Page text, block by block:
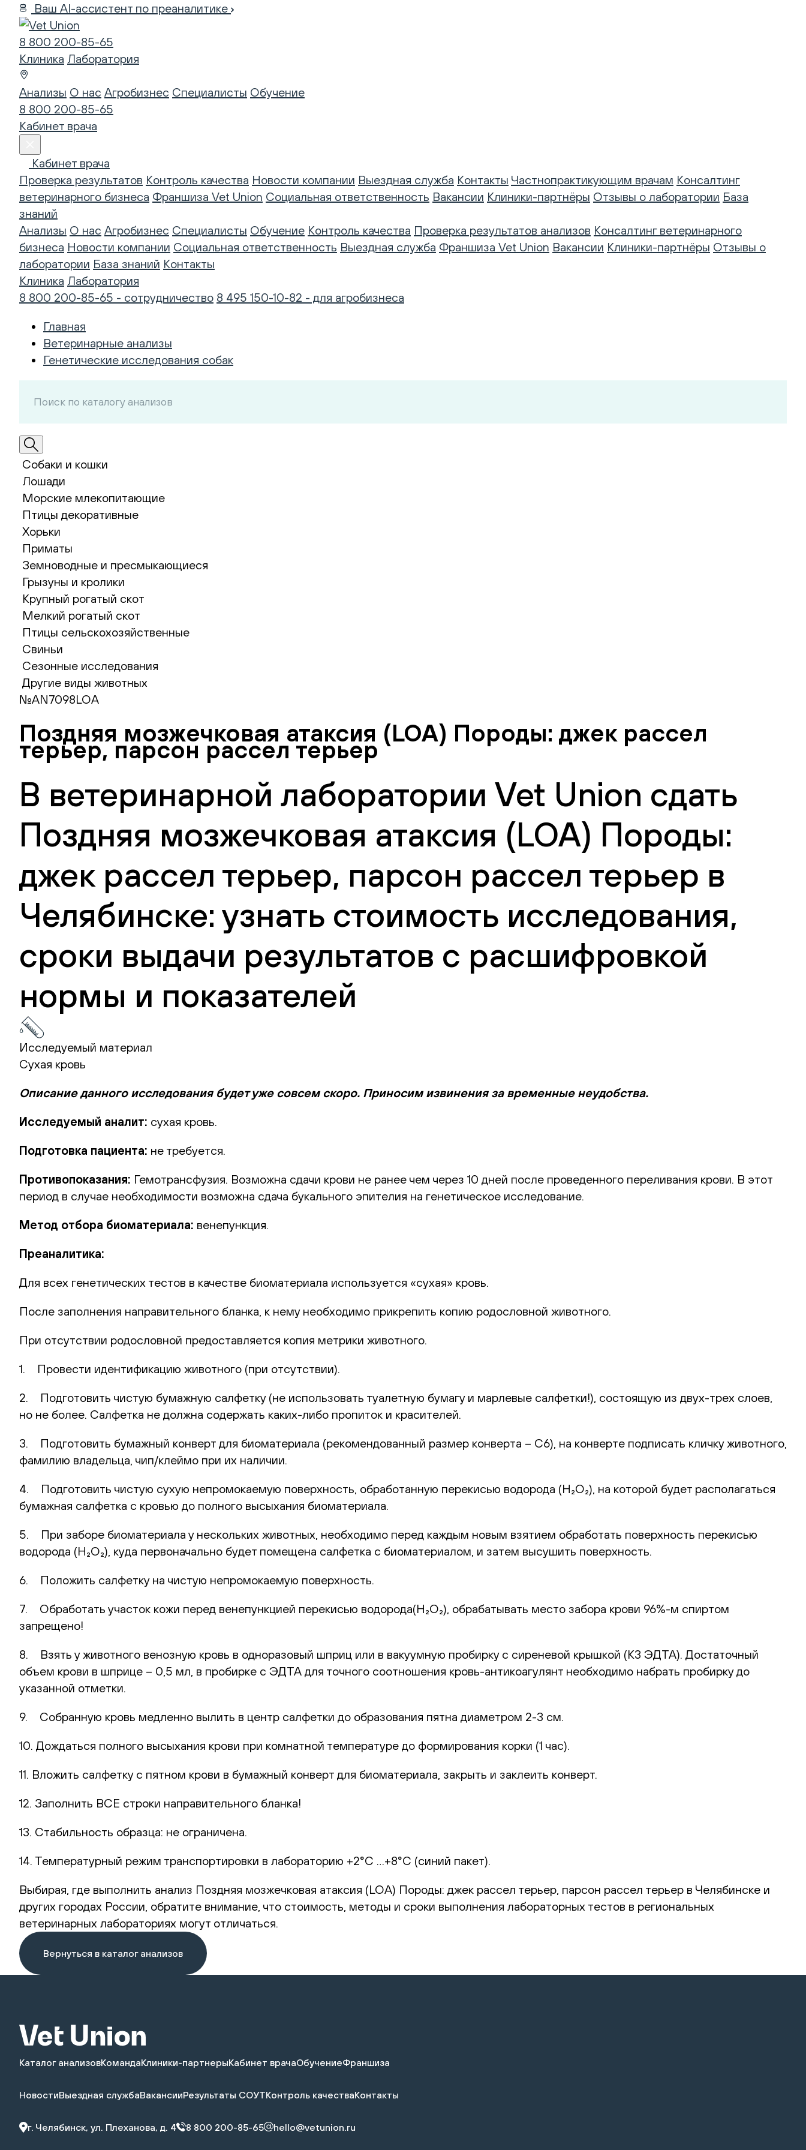
Ваш AI-ассистент по преаналитике
8 800 200-85-65
Клиника Лаборатория
Анализы О нас Агробизнес Специалисты Обучение
8 800 200-85-65
Кабинет врача
Кабинет врача
Проверка результатов Контроль качества Новости компании Выездная служба Контакты Частнопрактикующим врачам Консалтинг
ветеринарного бизнеса Франшиза Vet Union Социальная ответственность Вакансии Клиники-партнёры Отзывы о лаборатории База
знаний
Анализы О нас Агробизнес Специалисты Обучение Контроль качества Проверка результатов анализов Консалтинг ветеринарного
бизнеса Новости компании Социальная ответственность Выездная служба Франшиза Vet Union Вакансии Клиники-партнёры Отзывы о
лаборатории База знаний Контакты
Клиника Лаборатория
8 800 200-85-65 - сотрудничество 8 495 150-10-82 - для агробизнеса
Главная
Ветеринарные анализы
Генетические исследования собак
Собаки и кошки
Лошади
Морские млекопитающие
Птицы декоративные
Хорьки
Приматы
Земноводные и пресмыкающиеся
Грызуны и кролики
Крупный рогатый скот
Мелкий рогатый скот
Птицы сельскохозяйственные
Свиньи
Сезонные исследования
Другие виды животных
№AN7098LOA
Поздняя мозжечковая атаксия (LOA) Породы: джек рассел
терьер, парсон рассел терьер
В ветеринарной лаборатории Vet Union сдать
Поздняя мозжечковая атаксия (LOA) Породы:
джек рассел терьер, парсон рассел терьер в
Челябинске: узнать стоимость исследования,
сроки выдачи результатов с расшифровкой
нормы и показателей
Исследуемый материал
Сухая кровь
Описание данного исследования будет уже совсем скоро. Приносим извинения за временные неудобства.
Исследуемый аналит: сухая кровь.
Подготовка пациента: не требуется.
Противопоказания: Гемотрансфузия. Возможна сдачи крови не ранее чем через 10 дней после проведенного переливания крови. В этот
период в случае необходимости возможна сдача букального эпителия на генетическое исследование.
Метод отбора биоматериала: венепункция.
Преаналитика:
Для всех генетических тестов в качестве биоматериала используется «сухая» кровь.
После заполнения направительного бланка, к нему необходимо прикрепить копию родословной животного.
При отсутствии родословной предоставляется копия метрики животного.
1. Провести идентификацию животного (при отсутствии).
2. Подготовить чистую бумажную салфетку (не использовать туалетную бумагу и марлевые салфетки!), состоящую из двух-трех слоев,
но не более. Салфетка не должна содержать каких-либо пропиток и красителей.
3. Подготовить бумажный конверт для биоматериала (рекомендованный размер конверта – С6), на конверте подписать кличку животного,
фамилию владельца, чип/клеймо при их наличии.
4. Подготовить чистую сухую непромокаемую поверхность, обработанную перекисью водорода (H₂O₂), на которой будет располагаться
бумажная салфетка с кровью до полного высыхания биоматериала.
5. При заборе биоматериала у нескольких животных, необходимо перед каждым новым взятием обработать поверхность перекисью
водорода (H₂O₂), куда первоначально будет помещена салфетка с биоматериалом, и затем высушить поверхность.
6. Положить салфетку на чистую непромокаемую поверхность.
7. Обработать участок кожи перед венепункцией перекисью водорода(H₂O₂), обрабатывать место забора крови 96%-м спиртом
запрещено!
8. Взять у животного венозную кровь в одноразовый шприц или в вакуумную пробирку с сиреневой крышкой (К3 ЭДТА). Достаточный
объем крови в шприце – 0,5 мл, в пробирке с ЭДТА для точного соотношения кровь-антикоагулянт необходимо набрать пробирку до
указанной отметки.
9. Собранную кровь медленно вылить в центр салфетки до образования пятна диаметром 2-3 см.
10. Дождаться полного высыхания крови при комнатной температуре до формирования корки (1 час).
11. Вложить салфетку с пятном крови в бумажный конверт для биоматериала, закрыть и заклеить конверт.
12. Заполнить ВСЕ строки направительного бланка!
13. Стабильность образца: не ограничена.
14. Температурный режим транспортировки в лабораторию +2°С …+8°С (синий пакет).
Выбирая, где выполнить анализ Поздняя мозжечковая атаксия (LOA) Породы: джек рассел терьер, парсон рассел терьер в Челябинске и
других городах России, обратите внимание, что стоимость, методы и сроки выполнения лабораторных тестов в региональных
ветеринарных лабораториях могут отличаться.
Вернуться в каталог анализов
Каталог анализовКомандаКлиники-партнерыКабинет врачаОбучениеФраншиза
НовостиВыездная службаВакансииРезультаты СОУТКонтроль качестваКонтакты
г. Челябинск, ул. Плеханова, д. 4 8 800 200-85-65 hello@vetunion.ru